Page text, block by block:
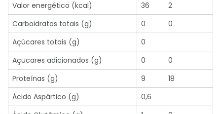
Valor energético (kcal)
36
2
Carboidratos totais (g)
0
0
Açúcares totais (g)
0
Açucares adicionados (g)
0
0
Proteínas (g)
9
18
Ácido Aspártico (g)
0,6